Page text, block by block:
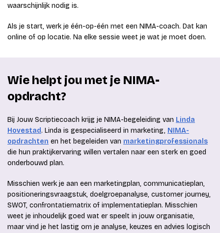
waarschijnlijk nodig is.
Als je start, werk je één-op-één met een NIMA-coach. Dat kan
online of op locatie. Na elke sessie weet je wat je moet doen.
Wie helpt jou met je NIMA-
opdracht?
Bij Jouw Scriptiecoach krijg je NIMA-begeleiding van Linda
Hovestad. Linda is gespecialiseerd in marketing, NIMA-
opdrachten en het begeleiden van marketingprofessionals
die hun praktijkervaring willen vertalen naar een sterk en goed
onderbouwd plan.
Misschien werk je aan een marketingplan, communicatieplan,
positioneringsvraagstuk, doelgroepanalyse, customer journey,
SWOT, confrontatiematrix of implementatieplan. Misschien
weet je inhoudelijk goed wat er speelt in jouw organisatie,
maar vind je het lastig om je analyse, keuzes en advies logisch